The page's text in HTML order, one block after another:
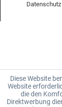
Datenschutz
Diese Website
Website
die den
Direktwerbung